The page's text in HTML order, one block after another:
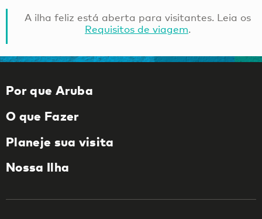
A ilha feliz está aberta para visitantes. Leia os
Requisitos de viagem.
Por que Aruba
O que Fazer
Planeje sua visita
Nossa Ilha